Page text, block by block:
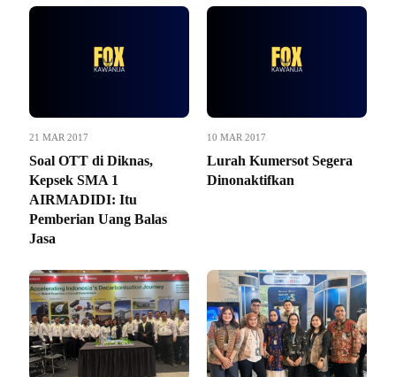
21 MAR 2017
Soal OTT di Diknas,
Kepsek SMA 1
AIRMADIDI: Itu
Pemberian Uang Balas
Jasa
10 MAR 2017
Lurah Kumersot Segera
Dinonaktifkan